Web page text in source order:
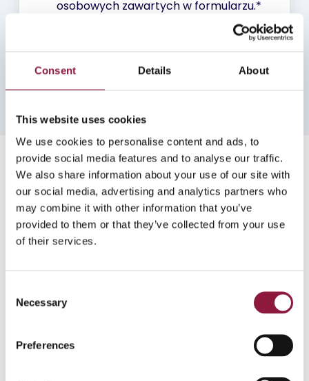
Consent Details About
This website uses cookies
We use cookies to personalise content and ads, to
provide social media features and to analyse our traffic.
We also share information about your use of our site with
our social media, advertising and analytics partners who
may combine it with other information that you’ve
provided to them or that they’ve collected from your use
of their services.
Necessary
Preferences
osobowych zawartych w formularzu.*
Więcej informacji znajdziesz w naszej
Chcesz wiedzieć, co robimy?
Dowiedz się więcej o